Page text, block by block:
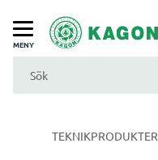
Meny
TEKNIKPRODUKTER